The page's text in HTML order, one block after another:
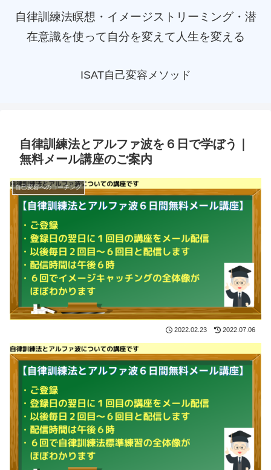
自律訓練法瞑想・イメージストリーミング・潜
在意識を使って自分を変えて人生を変える
ISAT自己変容メソッド
自律訓練法とアルファ波を６日で学ぼう｜
無料メール講座のご案内
自己変容へのコーチング
2022.02.23 2022.07.06